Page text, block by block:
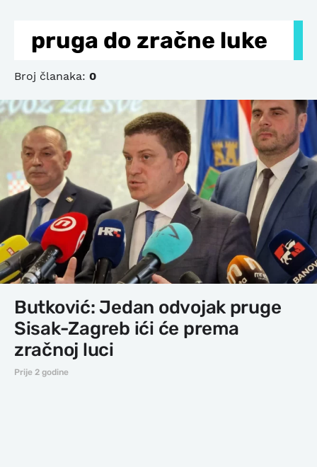
pruga do zračne luke
Broj članaka: 0
Butković: Jedan odvojak pruge
Sisak-Zagreb ići će prema
zračnoj luci
Prije 2 godine